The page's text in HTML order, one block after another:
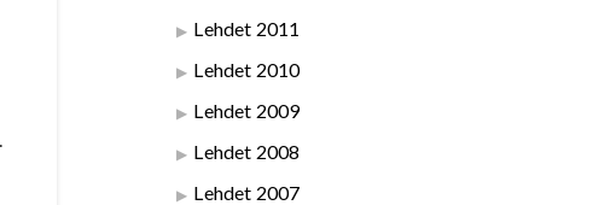
Lehdet 2011
Lehdet 2010
Lehdet 2009
Lehdet 2008
Lehdet 2007